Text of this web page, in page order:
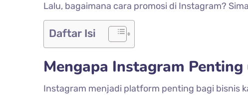
Lalu, bagaimana cara promosi di Instagram?
Daftar Isi
Mengapa Instagram
Instagram menjadi platform penting bagi bisnis